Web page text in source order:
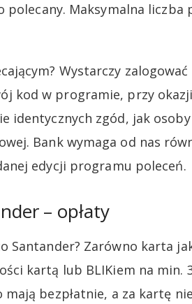
polecany. Maksymalna
Wystarczy
kod w programie, przy
identycznych zgód, jak
Bank wymaga od nas
edycji programu poleceń.
– opłaty
Santander? Zarówno karta
kartą lub BLIKiem na min.
mają bezpłatnie, a za kartę